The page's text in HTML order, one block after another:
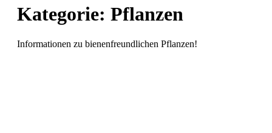
Kategorie: Pflanzen
Informationen zu bienenfreundlichen Pflanzen!